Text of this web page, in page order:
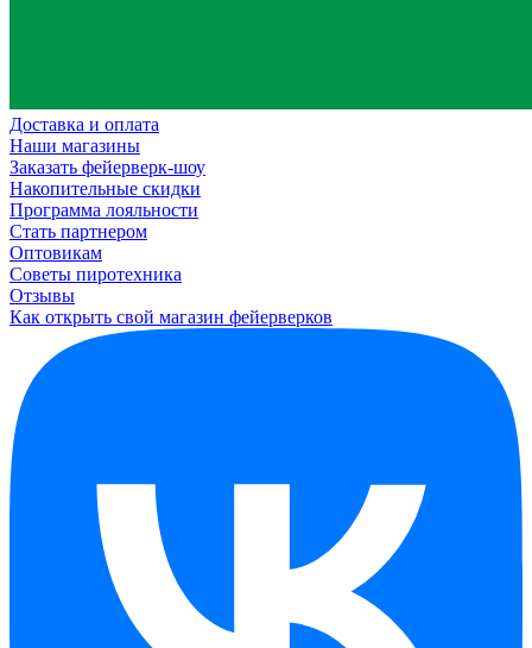
Доставка и оплата
Наши магазины
Заказать фейерверк-шоу
Накопительные скидки
Программа лояльности
Стать партнером
Оптовикам
Советы пиротехника
Отзывы
Как открыть свой магазин фейерверков